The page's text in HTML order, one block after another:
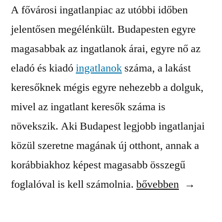
A fővárosi ingatlanpiac az utóbbi időben
jelentősen megélénkült. Budapesten egyre
magasabbak az ingatlanok árai, egyre nő az
eladó és kiadóingatlanok száma, a lakást
keresőknek mégis egyre nehezebb a dolguk,
mivel az ingatlant keresők száma is
növekszik. Aki Budapest legjobb ingatlanjai
közül szeretne magának új otthont, annak a
korábbiakhoz képest magasabb összegű
foglalóval is kell számolnia. “Budapesti
bővebben